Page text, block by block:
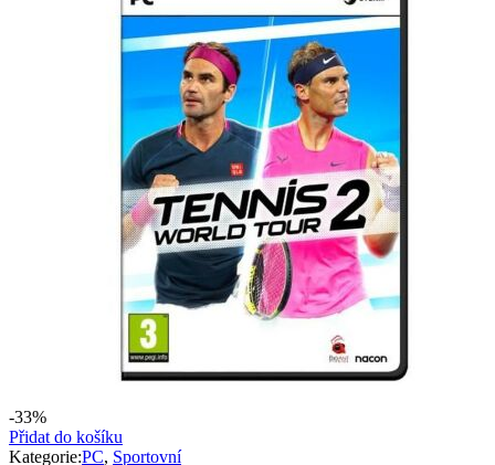
-33%
Přidat do košíku
Kategorie:PC, Sportovní